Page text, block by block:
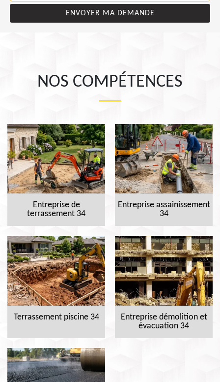
NOS COMPÉTENCES
Entreprise de
terrassement 34
Entreprise assainissement
34
Terrassement piscine 34
Entreprise démolition et
évacuation 34